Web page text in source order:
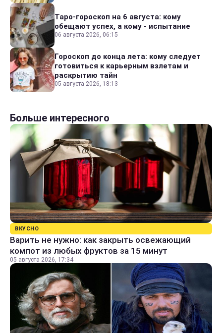
Таро-гороскоп на 6 августа: кому
обещают успех, а кому - испытание
06 августа 2026, 06:15
Гороскоп до конца лета: кому следует
готовиться к карьерным взлетам и
раскрытию тайн
05 августа 2026, 18:13
Больше интересного
ВКУСНО
Варить не нужно: как закрыть освежающий
компот из любых фруктов за 15 минут
05 августа 2026, 17:34